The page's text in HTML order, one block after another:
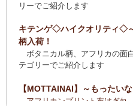
リーでご紹介します
キテンゲ◇ハイクオリティ◇
柄入荷！
ボタニカル柄、アフリカの面
テゴリーでご紹介します
【MOTTAINAI】～もったい
アフリカンプリント布はぎれ